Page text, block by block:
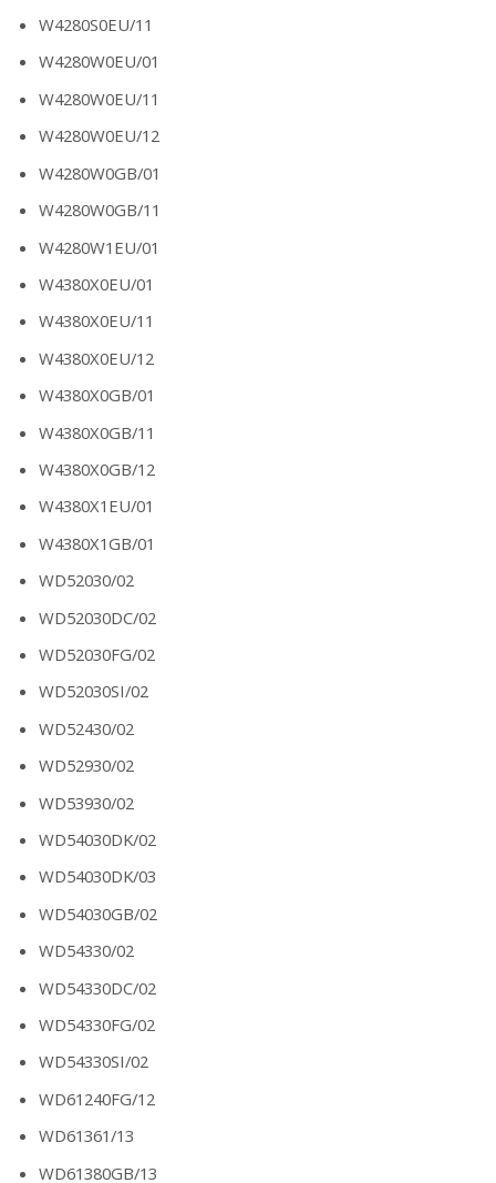
W4280S0EU/11
W4280W0EU/01
W4280W0EU/11
W4280W0EU/12
W4280W0GB/01
W4280W0GB/11
W4280W1EU/01
W4380X0EU/01
W4380X0EU/11
W4380X0EU/12
W4380X0GB/01
W4380X0GB/11
W4380X0GB/12
W4380X1EU/01
W4380X1GB/01
WD52030/02
WD52030DC/02
WD52030FG/02
WD52030SI/02
WD52430/02
WD52930/02
WD53930/02
WD54030DK/02
WD54030DK/03
WD54030GB/02
WD54330/02
WD54330DC/02
WD54330FG/02
WD54330SI/02
WD61240FG/12
WD61361/13
WD61380GB/13